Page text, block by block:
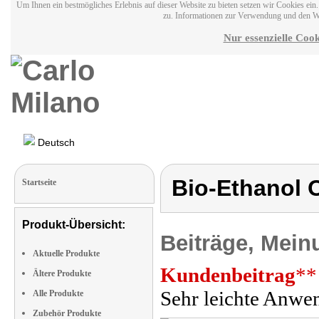
Um Ihnen ein bestmögliches Erlebnis auf dieser Website zu bieten setzen wir Cookies
zu. Informationen zur Verwendung und den
Nur essenzielle
Deutsch
Startseite
Produkt-Übersicht:
Aktuelle Produkte
Ältere Produkte
Alle Produkte
Zubehör Produkte
Bio-Ethanol
Beiträge,
Kundenbeitrag**
Sehr leichte